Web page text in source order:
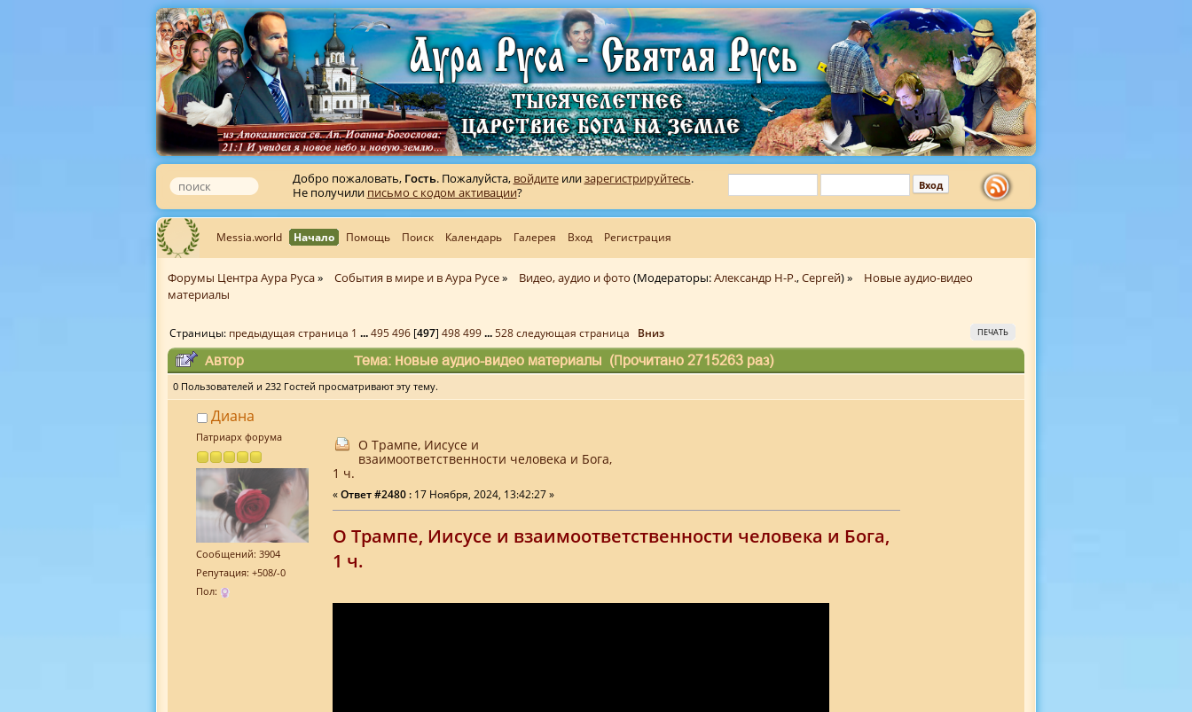
Добро пожаловать, Гость. Пожалуйста, войдитеилизарегистрируйтесь.
Не получили письмо с кодом активации?
Messia.world Начало Помощь Поиск Календарь Галерея Вход Регистрация
Форумы Центра Аура Руса» События в мире и в Аура Русе» Видео, аудио и фото (Модераторы:Александр Н-Р.,Сергей) »
Новые аудио-видео
материалы
ПЕЧАТЬ
Страницы: предыдущая страница 1 ...495 496 [497]498 499 ... 528 следующая страница Вниз
Автор Тема: Новые аудио-видео материалы (Прочитано 2715263 раз)
0 Пользователей и 232 Гостей просматривают эту тему.
Диана
Патриарх форума
Сообщений: 3904
Репутация: +508/-0
Пол:
О Трампе, Иисусе и
взаимоответственности человека и Бога,
1 ч.
«Ответ #2480 :17 Ноября, 2024, 13:42:27 »
О Трампе, Иисусе и взаимоответственности человека и Бога,
1 ч.